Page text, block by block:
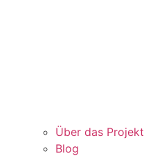
Über das Projekt
Blog